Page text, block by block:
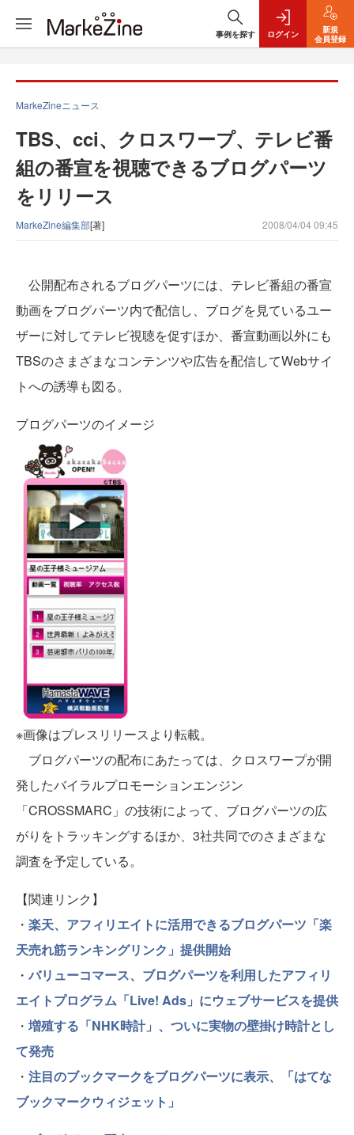
事例を探す ログイン
新規
会員登録
MarkeZineニュース
TBS、cci、クロスワープ、テレビ番
組の番宣を視聴できるブログパーツ
をリリース
MarkeZine編集部[著] 2008/04/04 09:45
公開配布されるブログパーツには、テレビ番組の番宣
動画をブログパーツ内で配信し、ブログを見ているユー
ザーに対してテレビ視聴を促すほか、番宣動画以外にも
TBSのさまざまなコンテンツや広告を配信してWebサイ
トへの誘導も図る。
ブログパーツのイメージ
※画像はプレスリリースより転載。
ブログパーツの配布にあたっては、クロスワープが開
発したバイラルプロモーションエンジン
「CROSSMARC」の技術によって、ブログパーツの広
がりをトラッキングするほか、3社共同でのさまざまな
調査を予定している。
【関連リンク】
・ 楽天、アフィリエイトに活用できるブログパーツ「楽
天売れ筋ランキングリンク」提供開始
・バリューコマース、ブログパーツを利用したアフィリ
エイトプログラム「Live! Ads」にウェブサービスを提供
・ 増殖する「NHK時計」、ついに実物の壁掛け時計とし
て発売
・ 注目のブックマークをブログパーツに表示、「はてな
ブックマークウィジェット」